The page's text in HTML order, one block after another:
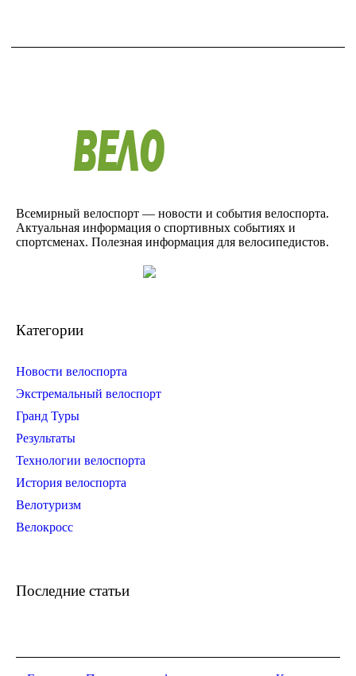
Всемирный велоспорт — новости и события велоспорта.
Актуальная информация о спортивных событиях и
спортсменах. Полезная информация для велосипедистов.
Категории
Новости велоспорта
Экстремальный велоспорт
Гранд Туры
Результаты
Технологии велоспорта
История велоспорта
Велотуризм
Велокросс
Последние статьи